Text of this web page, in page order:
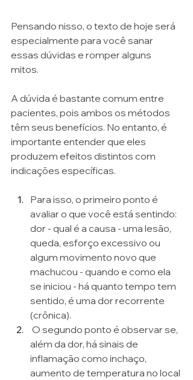
Pensando nisso, o texto de hoje será
especialmente para você sanar
essas dúvidas e romper alguns
mitos.
A dúvida é bastante comum entre
pacientes, pois ambos os métodos
têm seus benefícios. No entanto, é
importante entender que eles
produzem efeitos distintos com
indicações específicas.
Para isso, o primeiro ponto é
avaliar o que você está sentindo:
dor - qual é a causa - uma lesão,
queda, esforço excessivo ou
algum movimento novo que
machucou - quando e como ela
se iniciou - há quanto tempo tem
sentido, é uma dor recorrente
(crônica).
além da dor, há sinais de
inflamação como inchaço,
aumento de temperatura no local